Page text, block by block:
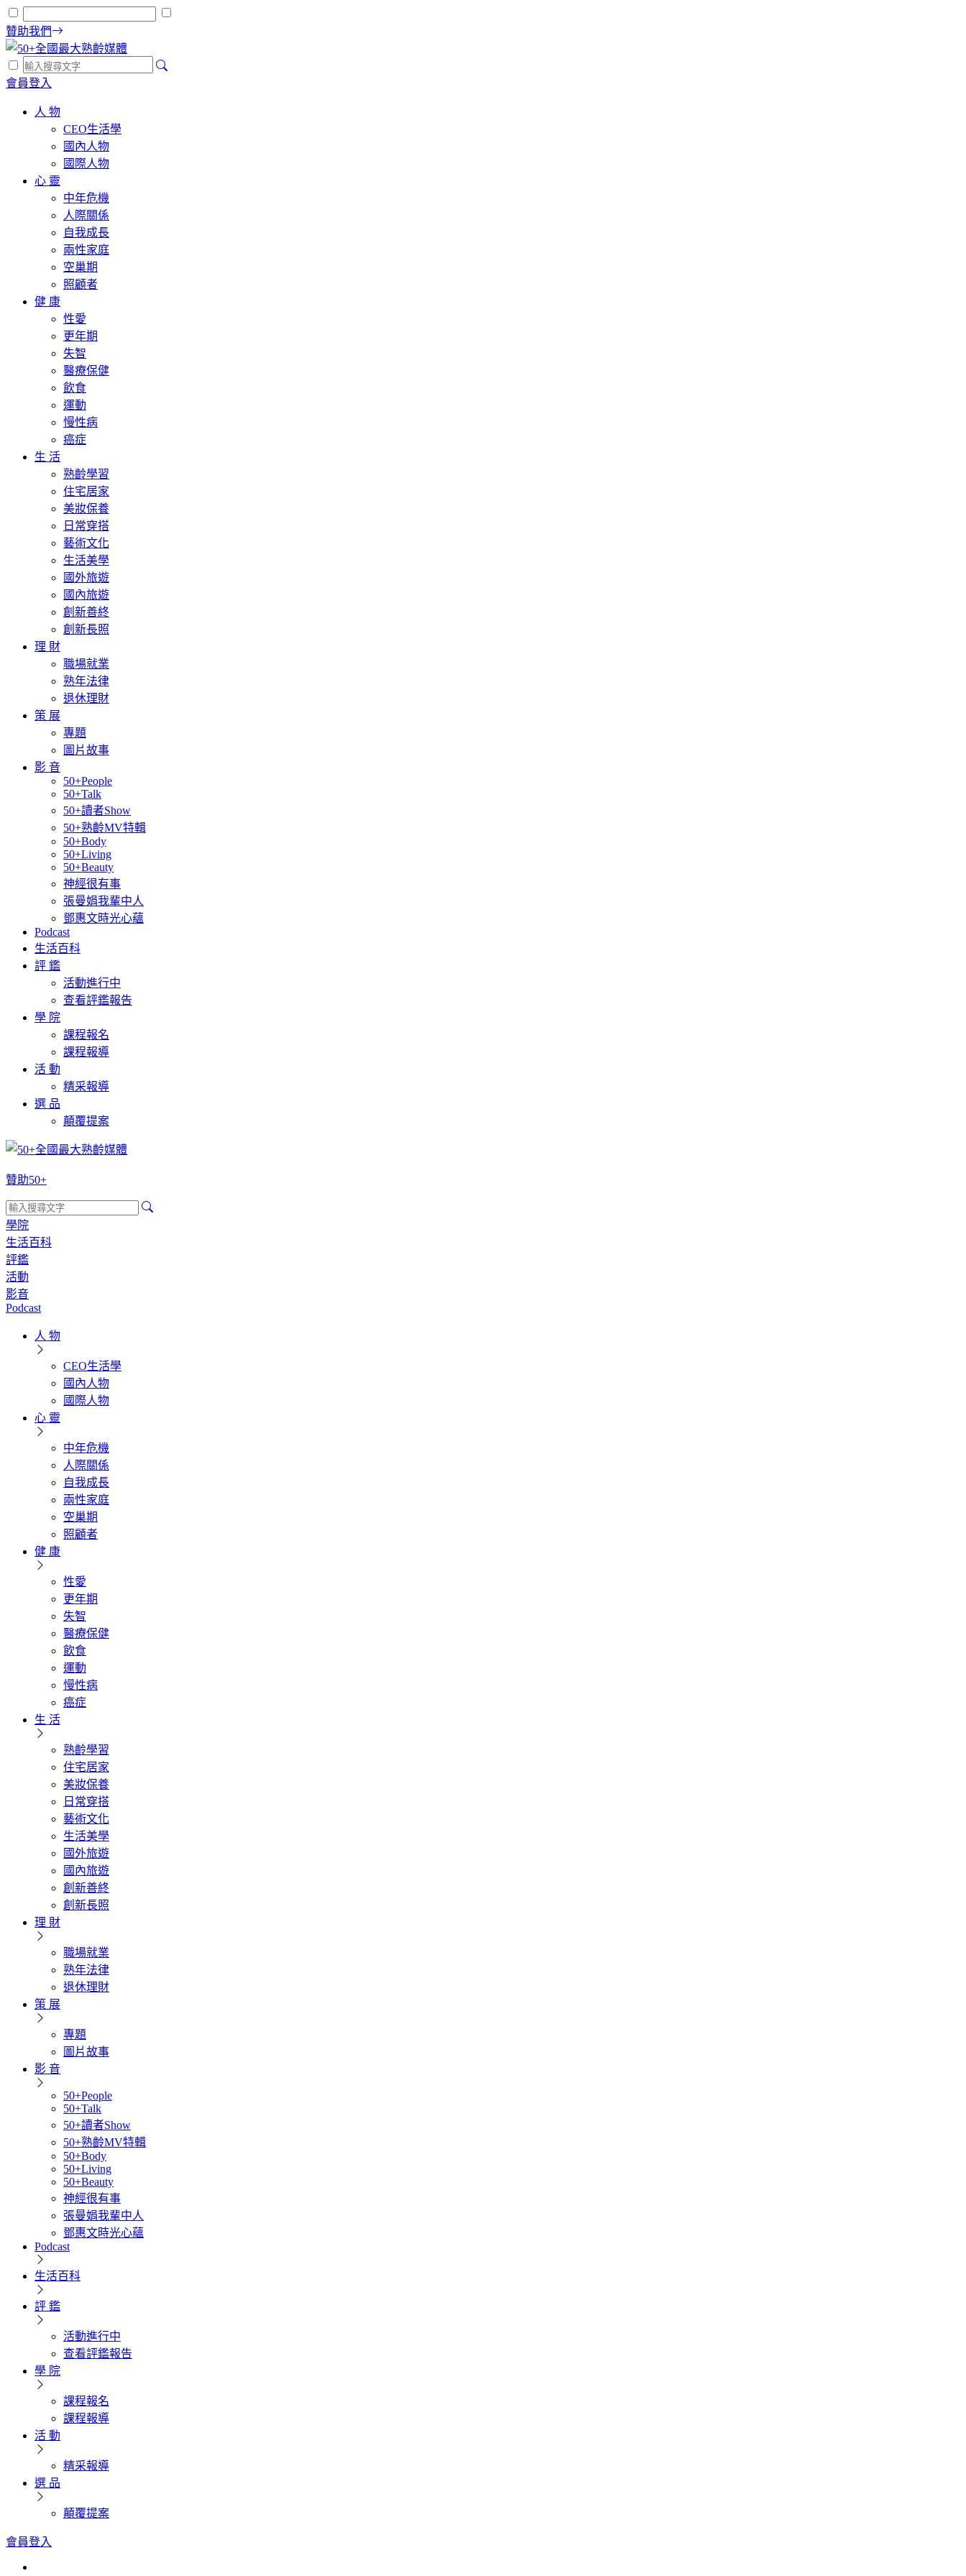
贊助我們
會員登入
人 物
CEO生活學
國內人物
國際人物
心 靈
中年危機
人際關係
自我成長
兩性家庭
空巢期
照顧者
健 康
性愛
更年期
失智
醫療保健
飲食
運動
慢性病
癌症
生 活
熟齡學習
住宅居家
美妝保養
日常穿搭
藝術文化
生活美學
國外旅遊
國內旅遊
創新善終
創新長照
理 財
職場就業
熟年法律
退休理財
策 展
專題
圖片故事
影 音
50+People
50+Talk
50+讀者Show
50+熟齡MV特輯
50+Body
50+Living
50+Beauty
神經很有事
張曼娟我輩中人
鄧惠文時光心蘊
Podcast
生活百科
評 鑑
活動進行中
查看評鑑報告
學 院
課程報名
課程報導
活 動
精采報導
選 品
顛覆提案
贊助50+
學院
生活百科
評鑑
活動
影音
Podcast
人 物
CEO生活學
國內人物
國際人物
心 靈
中年危機
人際關係
自我成長
兩性家庭
空巢期
照顧者
健 康
性愛
更年期
失智
醫療保健
飲食
運動
慢性病
癌症
生 活
熟齡學習
住宅居家
美妝保養
日常穿搭
藝術文化
生活美學
國外旅遊
國內旅遊
創新善終
創新長照
理 財
職場就業
熟年法律
退休理財
策 展
專題
圖片故事
影 音
50+People
50+Talk
50+讀者Show
50+熟齡MV特輯
50+Body
50+Living
50+Beauty
神經很有事
張曼娟我輩中人
鄧惠文時光心蘊
Podcast
生活百科
評 鑑
活動進行中
查看評鑑報告
學 院
課程報名
課程報導
活 動
精采報導
選 品
顛覆提案
會員登入